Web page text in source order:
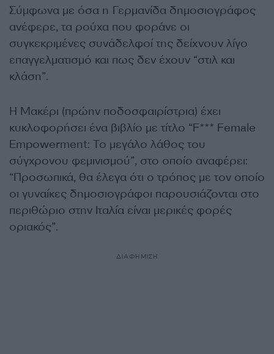
Σύμφωνα με όσα η Γερμανίδα δημοσιογράφος
ανέφερε, τα ρούχα που φοράνε οι
συγκεκριμένες συνάδελφοί της δείχνουν λίγο
επαγγελματισμό και πως δεν έχουν “στιλ και
κλάση”.
Η Μακέρι (πρώην ποδοσφαιρίστρια) έχει
κυκλοφορήσει ένα βιβλίο με τίτλο “F*** Female
Empowerment: Το μεγάλο λάθος του
σύγχρονου φεμινισμού”, στο οποίο αναφέρει:
“Προσωπικά, θα έλεγα ότι ο τρόπος με τον οποίο
οι γυναίκες δημοσιογράφοι παρουσιάζονται στο
περιθώριο στην Ιταλία είναι μερικές φορές
οριακός”.
ΔΙΑΦΗΜΙΣΗ